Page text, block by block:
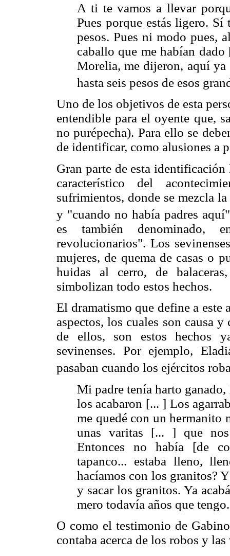
A ti te vamos a llevar
Pues porque estás ligero.
pesos. Pues ni modo
caballo que me habían
Morelia, me dijeron, aquí ya
hasta seis pesos de esos
Uno de los objetivos de esta
entendible para el oyente que,
no purépecha). Para ello se
de identificar, como alusiones a
Gran parte de esta
característico del
sufrimientos, donde se mezcla
y "cuando no había padres
es también denominado,
revolucionarios". Los
mujeres, de quema de casas o
huidas al cerro, de
simbolizan todo estos hechos.
El dramatismo que define a
aspectos, los cuales son causa
de ellos, son estos hechos
sevinenses. Por ejemplo,
pasaban cuando los ejércitos
Mi padre tenía harto ganado,
los acabaron [... ] Los
me quedé con un hermanito
unas varitas [... ] que
Entonces no había [de
tapanco... estaba lleno,
hacíamos con los granitos?
y sacar los granitos. Ya
mero todavía años que
O como el testimonio de
contaba acerca de los robos y